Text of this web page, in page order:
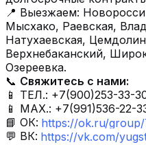
📍 Выезжаем:
Мысхако, Раевская,
Натухаевская,
Верхнебаканский,
Озереевка.
📞 Свяжитесь с нами:
📱 ТЕЛ.: +7(900)253-33-
📱 МАХ.: +7(991)536-22-
📘 ОК: https://ok.ru/
💬 ВК: https://vk.com/